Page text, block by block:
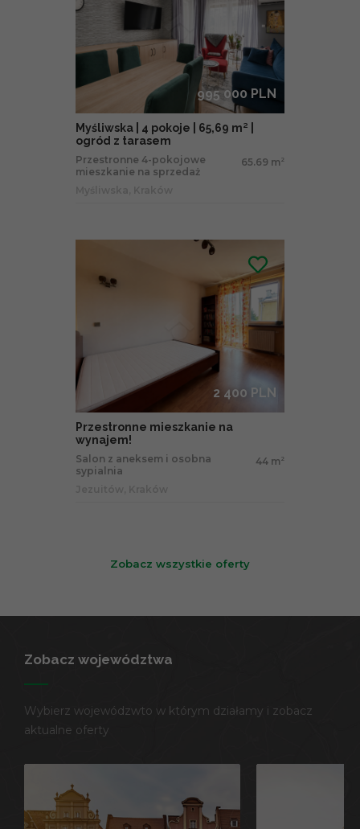
995 000 PLN
Myśliwska | 4 pokoje | 65,69 m² |
ogród z tarasem
Przestronne 4-pokojowe
mieszkanie na sprzedaż
65.69 m 2
2 400 PLN
Przestronne mieszkanie na
wynajem!
Salon z aneksem i osobna
sypialnia
44 m 2
Zobacz wszystkie oferty
Zobacz województwa
Wybierz wojewódzwto w którym działamy i zobacz
aktualne oferty